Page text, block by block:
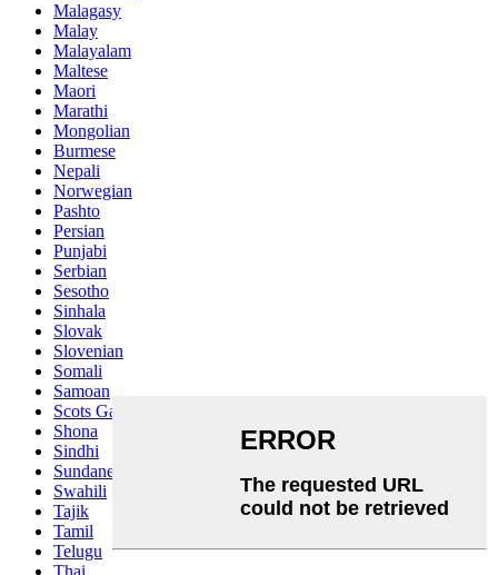
Malagasy
Malay
Malayalam
Maltese
Maori
Marathi
Mongolian
Burmese
Nepali
Norwegian
Pashto
Persian
Punjabi
Serbian
Sesotho
Sinhala
Slovak
Slovenian
Somali
Samoan
Scots Gaelic
Shona
Sindhi
Sundanese
Swahili
Tajik
Tamil
Telugu